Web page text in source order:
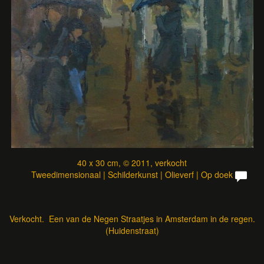
40 x 30 cm, © 2011, verkocht
Tweedimensionaal | Schilderkunst | Olieverf | Op doek
Verkocht. Een van de Negen Straatjes in Amsterdam in de regen.
(Huidenstraat)